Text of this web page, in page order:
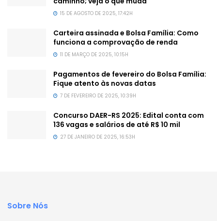
15 DE AGOSTO DE 2025, 17:42H
Carteira assinada e Bolsa Família: Como
funciona a comprovação de renda
11 DE MARÇO DE 2025, 10:15H
Pagamentos de fevereiro do Bolsa Família:
Fique atento às novas datas
7 DE FEVEREIRO DE 2025, 10:39H
Concurso DAER-RS 2025: Edital conta com
136 vagas e salários de até R$ 10 mil
27 DE JANEIRO DE 2025, 16:53H
Sobre Nós